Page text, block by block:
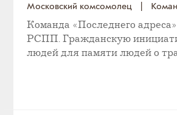
Московский комсомолец
Команда «Последнего
РСПП. Гражданскую
людей для памяти людей о